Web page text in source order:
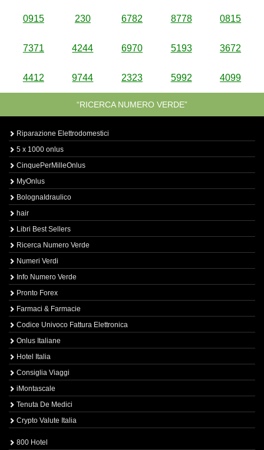
0915 230 6782 8778 0815
7371 4244 6970 5193 3672
4412 9744 2323 5992 4099
“RICERCA NUMERO VERDE”
Riparazione Elettrodomestici
5 x 1000 onlus
CinquePerMilleOnlus
MyOnlus
BolognaIdraulico
hair
Libri Best Sellers
Ricerca Numero Verde
Numeri Verdi
Info Numero Verde
Pronto Forex
Farmaci & Farmacie
Codice Univoco Fattura Elettronica
Onlus Italiane
Hotel Italia
Consiglia Viaggi
iMontascale
Tenuta De Medici
Crypto Valute Italia
800 Hotel